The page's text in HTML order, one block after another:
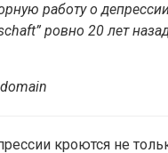
работу о
ровно 20 лет
кроются не